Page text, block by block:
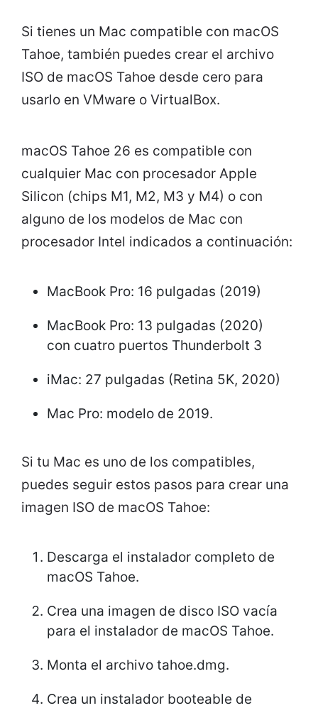
Si tienes un Mac compatible con macOS
Tahoe, también puedes crear el archivo
ISO de macOS Tahoe desde cero para
usarlo en VMware o VirtualBox.
macOS Tahoe 26 es compatible con
cualquier Mac con procesador Apple
Silicon (chips M1, M2, M3 y M4) o con
alguno de los modelos de Mac con
procesador Intel indicados a continuación:
MacBook Pro: 16 pulgadas (2019)
MacBook Pro: 13 pulgadas (2020)
con cuatro puertos Thunderbolt 3
iMac: 27 pulgadas (Retina 5K, 2020)
Mac Pro: modelo de 2019.
Si tu Mac es uno de los compatibles,
puedes seguir estos pasos para crear una
imagen ISO de macOS Tahoe:
Descarga el instalador completo de
macOS Tahoe.
Crea una imagen de disco ISO vacía
para el instalador de macOS Tahoe.
Monta el archivo tahoe.dmg.
Crea un instalador booteable de